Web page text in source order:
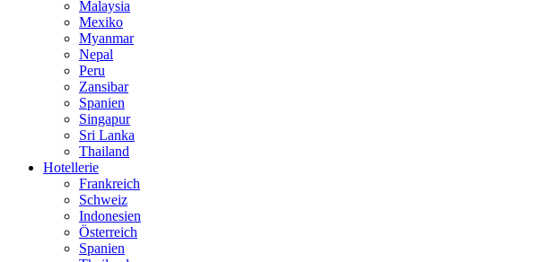
Malaysia
Mexiko
Myanmar
Nepal
Peru
Zansibar
Spanien
Singapur
Sri Lanka
Thailand
Hotellerie
Frankreich
Schweiz
Indonesien
Österreich
Spanien